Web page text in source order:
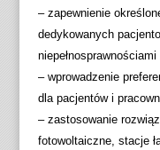
– zapewnienie
dedykowanych
– wprowadzenie
dla pacjentów i
– zastosowanie
fotowoltaiczne, stacje